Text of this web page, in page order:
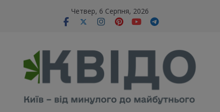
Четвер, 6 Серпня, 2026
modal-check